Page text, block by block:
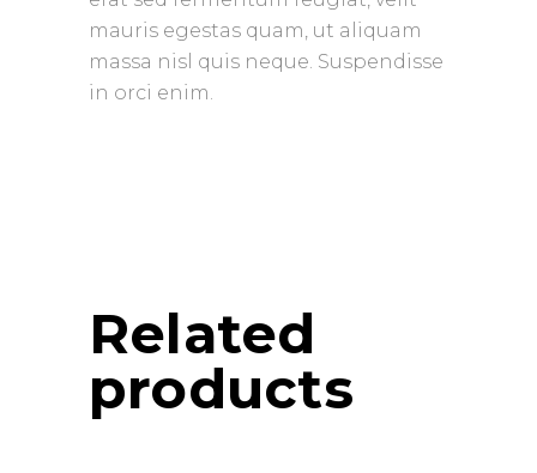
mauris egestas quam, ut aliquam
massa nisl quis neque. Suspendisse
in orci enim.
Related
products